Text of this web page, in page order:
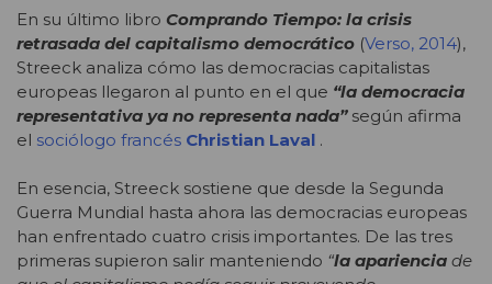
En su último libro Comprando Tiempo: la crisis
retrasada del capitalismo democrático (Verso, 2014),
Streeck analiza cómo las democracias capitalistas
europeas llegaron al punto en el que “la democracia
representativa ya no representa nada”según afirma
el sociólogo francés Christian Laval .
En esencia, Streeck sostiene que desde la Segunda
Guerra Mundial hasta ahora las democracias europeas
han enfrentado cuatro crisis importantes. De las tres
primeras supieron salir manteniendo “la apariencia de